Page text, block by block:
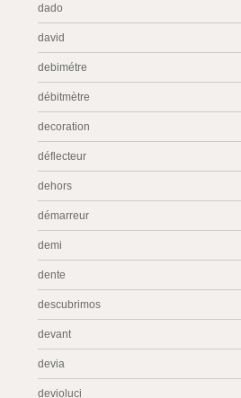
dado
david
debimétre
débitmètre
decoration
déflecteur
dehors
démarreur
demi
dente
descubrimos
devant
devia
devioluci